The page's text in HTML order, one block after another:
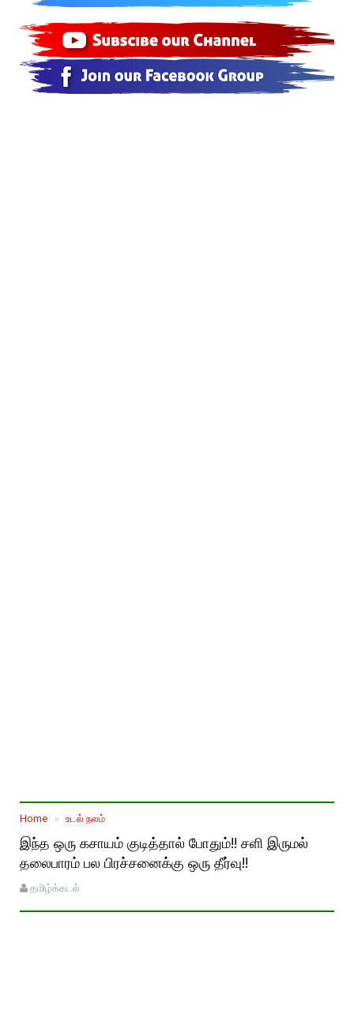
Home உடல் நலம்
இந்த ஒரு கசாயம் குடித்தால் போதும்!! சளி இருமல்
தலைபாரம் பல பிரச்சனைக்கு ஒரு தீர்வு!!
தமிழ்க்கடல்